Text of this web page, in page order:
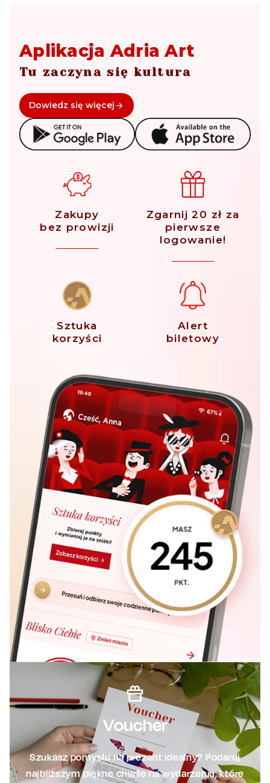
Aplikacja Adria Art
Tu zaczyna się kultura
Dowiedz się więcej
Zakupy
bez prowizji
Zgarnij 20 zł za
pierwsze
logowanie!
Sztuka
korzyści
Alert
biletowy
Voucher
Szukasz pomysłu na prezent idealny? Podaruj
najbliższym piękne chwile na wydarzeniu, które